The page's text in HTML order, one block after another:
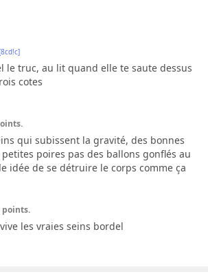
le truc, au lit quand elle te saute dessus
cotes
qui subissent la gravité, des bonnes
poires pas des ballons gonflés au
idée de se détruire le corps comme ça
points.
les vraies seins bordel